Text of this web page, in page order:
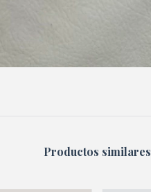
Productos similares